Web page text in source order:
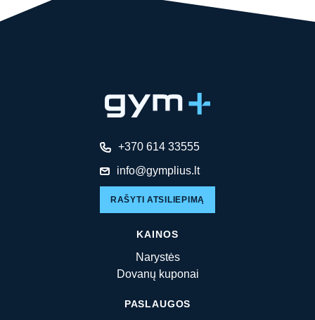
+370 614 33555
info@gymplius.lt
RAŠYTI ATSILIEPIMĄ
KAINOS
Narystės
Dovanų kuponai
PASLAUGOS